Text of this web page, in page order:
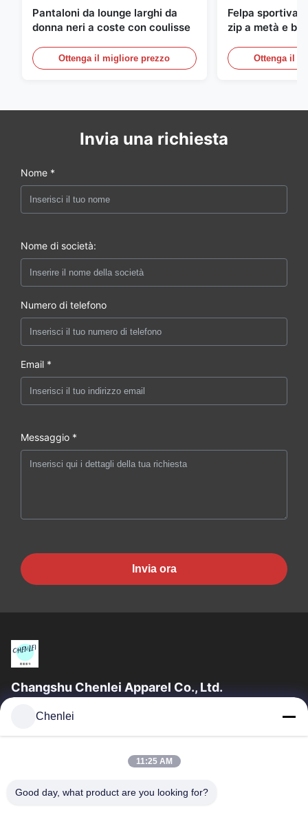
Pantaloni da lounge larghi da
donna neri a coste con coulisse
Ottenga il migliore prezzo
Felpa sportiva
zip a metà e
Ottenga il
Invia una richiesta
Nome *
Nome di società:
Numero di telefono
Email *
Messaggio *
Invia ora
Changshu Chenlei Apparel Co., Ltd.
CHANGSHU CHENLEI ABBIGLIAMENTO CO., LTDLa nostra
Collegamenti Rapidi
Casa
Prodotti
Chenlei
11:25 AM
Good day, what product are you looking for?